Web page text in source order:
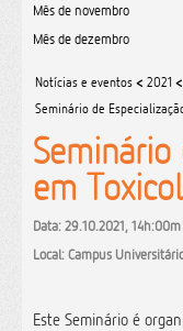
Mês de novembro
Mês de dezembro
Notícias e eventos < 2021 <
Seminário de
Seminário
em
Data: 29.10.2021,
Local: Campus
Este Seminário é